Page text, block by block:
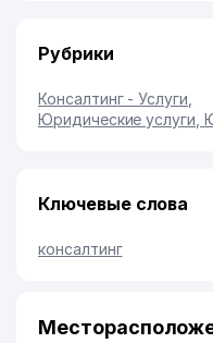
Рубрики
Консалтинг - Услуги
Юридические услуги,
Ключевые слова
консалтинг